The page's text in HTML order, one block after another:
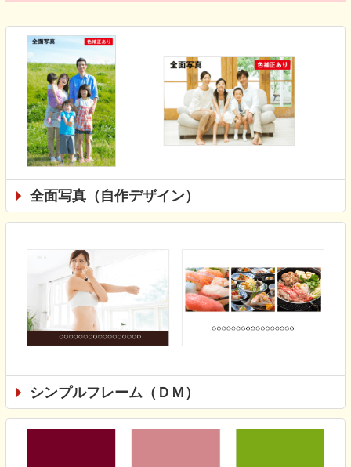
全面写真（自作デザイン）
シンプルフレーム（ＤＭ）